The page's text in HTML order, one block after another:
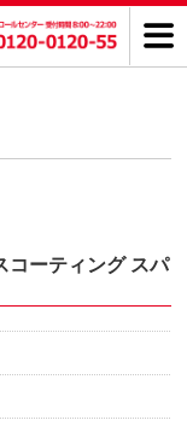
コーティング スパ